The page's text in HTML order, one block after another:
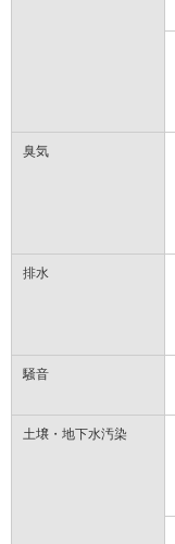
臭気
排水
騒音
土壌・地下水汚染